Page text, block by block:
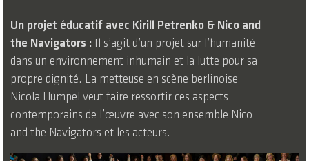
Un projet éducatif avec Kirill Petrenko & Nico and
the Navigators :
Il s’agit d’un projet sur l’humanité
dans un environnement inhumain et la lutte pour sa
propre dignité. La metteuse en scène berlinoise
Nicola Hümpel veut faire ressortir ces aspects
contemporains de l’œuvre avec son ensemble Nico
and the Navigators et les acteurs.